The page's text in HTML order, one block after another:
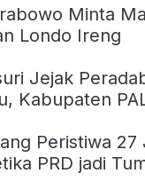
Minta
Londo Ireng
Jejak
Kabupaten
Peristiwa 27
PRD jadi